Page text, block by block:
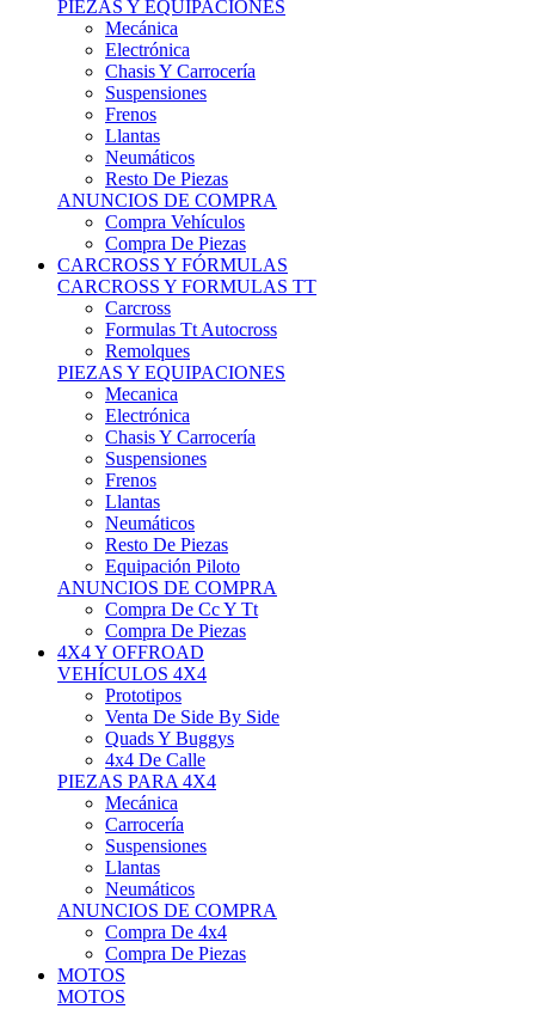
Electrónica
Chasis Y Carrocería
Suspensiones
Frenos
Llantas
Neumáticos
Resto De Piezas
ANUNCIOS DE COMPRA
Compra Vehículos
Compra De Piezas
CARCROSS Y FÓRMULAS
CARCROSS Y FORMULAS TT
Carcross
Formulas Tt Autocross
Remolques
PIEZAS Y EQUIPACIONES
Mecanica
Electrónica
Chasis Y Carrocería
Suspensiones
Frenos
Llantas
Neumáticos
Resto De Piezas
Equipación Piloto
ANUNCIOS DE COMPRA
Compra De Cc Y Tt
Compra De Piezas
4X4 Y OFFROAD
VEHÍCULOS 4X4
Prototipos
Venta De Side By Side
Quads Y Buggys
4x4 De Calle
PIEZAS PARA 4X4
Mecánica
Carrocería
Suspensiones
Llantas
Neumáticos
ANUNCIOS DE COMPRA
Compra De 4x4
Compra De Piezas
MOTOS
MOTOS
Motos De Circuito